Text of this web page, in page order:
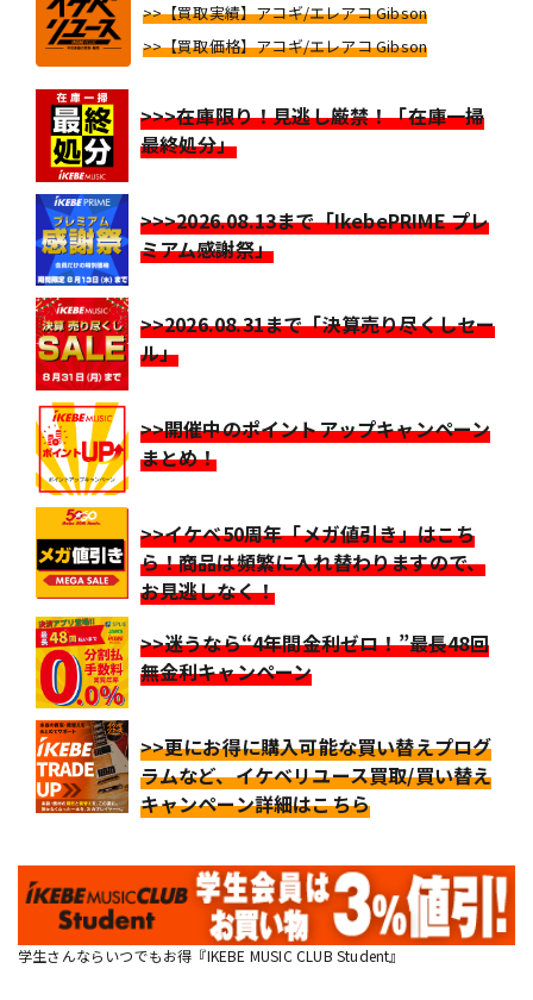
>>【買取実績】アコギ/エレアコ Gibson
>>【買取価格】アコギ/エレアコ Gibson
>>>在庫限り！見逃し厳禁！「在庫一掃
最終処分」
>>>2026.08.13まで「IkebePRIME プレ
ミアム感謝祭」
>>2026.08.31まで「決算売り尽くしセー
ル」
>>開催中のポイントアップキャンペーン
まとめ！
>>イケベ50周年「メガ値引き」はこち
ら！商品は頻繁に入れ替わりますので、
お見逃しなく！
>>迷うなら“4年間金利ゼロ！”最長48回
無金利キャンペーン
>>更にお得に購入可能な買い替えプログ
ラムなど、イケベリユース買取/買い替え
キャンペーン詳細はこちら
学生さんならいつでもお得『IKEBE MUSIC CLUB Student』